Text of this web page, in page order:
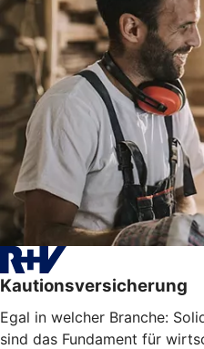
Kautionsversicherung
Egal in welcher Branche:
sind das Fundament für